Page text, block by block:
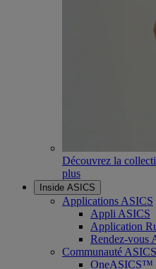
Découvrez la
plus
Inside ASICS
Applications ASICS
Appli ASICS
Application
Rendez-vous
Communauté ASICS
OneASICS™